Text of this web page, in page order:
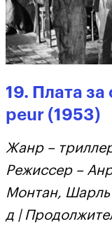
19. Плата за
peur (1953)
Жанр –
Режиссер –
Монтан, Шарль
д |